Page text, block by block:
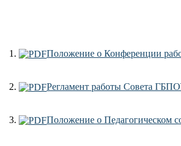
1. Положение о Конференции
2. Регламент работы Совета
3. Положение о